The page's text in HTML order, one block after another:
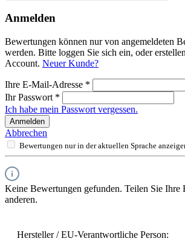
Anmelden
Bewertungen können nur von angemeldeten
werden. Bitte loggen Sie sich ein, oder
Account. Neuer Kunde?
Ihre E-Mail-Adresse *
Ihr Passwort *
Ich habe mein Passwort vergessen.
Anmelden
Abbrechen
Bewertungen nur in der aktuellen Sprache
Keine Bewertungen gefunden. Teilen Sie Ihre
anderen.
Hersteller / EU-Verantwortliche Person: